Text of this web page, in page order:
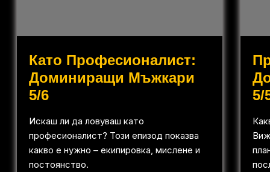
Като Професионалист:
Доминиращи Мъжкари
5/6
Искаш ли да ловуваш като
професионалист? Този епизод показва
какво е нужно – екипировка, мислене и
постоянство.
5/